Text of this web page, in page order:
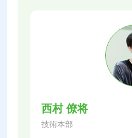
西村 僚将
技術本部